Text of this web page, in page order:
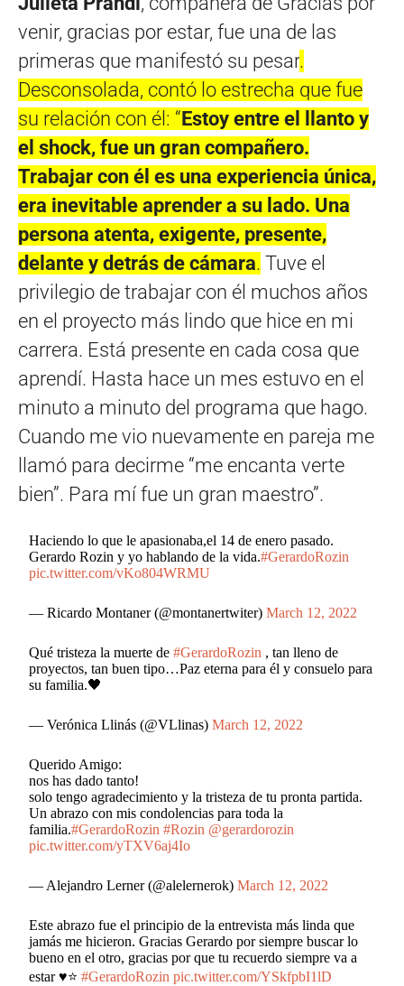
venir, gracias por estar, fue una de las
primeras que manifestó su pesar.
Desconsolada, contó lo estrecha que fue
su relación con él: “Estoy entre el llanto y
el shock, fue un gran compañero.
Trabajar con él es una experiencia única,
era inevitable aprender a su lado. Una
persona atenta, exigente, presente,
delante y detrás de cámara. Tuve el
privilegio de trabajar con él muchos años
en el proyecto más lindo que hice en mi
carrera. Está presente en cada cosa que
aprendí. Hasta hace un mes estuvo en el
minuto a minuto del programa que hago.
Cuando me vio nuevamente en pareja me
llamó para decirme “me encanta verte
bien”. Para mí fue un gran maestro”.
Haciendo lo que le apasionaba,el 14 de enero pasado.
Gerardo Rozin y yo hablando de la vida.#GerardoRozin
pic.twitter.com/vKo804WRMU
— Ricardo Montaner (@montanertwiter)March 12, 2022
Qué tristeza la muerte de#GerardoRozin , tan lleno de
proyectos, tan buen tipo…Paz eterna para él y consuelo para
su familia.🖤
— Verónica Llinás (@VLlinas)March 12, 2022
Querido Amigo:
nos has dado tanto!
solo tengo agradecimiento y la tristeza de tu pronta partida.
Un abrazo con mis condolencias para toda la
familia.#GerardoRozin #Rozin @gerardorozin
pic.twitter.com/yTXV6aj4Io
— Alejandro Lerner (@alelernerok)March 12, 2022
Este abrazo fue el principio de la entrevista más linda que
jamás me hicieron. Gracias Gerardo por siempre buscar lo
bueno en el otro, gracias por que tu recuerdo siempre va a
estar ♥️⭐️#GerardoRozin pic.twitter.com/YSkfpbI1lD